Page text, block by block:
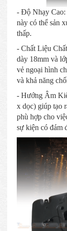
- Độ Nhạy Cao:
này có thể sản
thấp.
- Chất Liệu
dày 18mm và
vẻ ngoại hình
và khả năng
- Hướng Âm
x dọc) giúp tạo
phù hợp cho
sự kiện có đám